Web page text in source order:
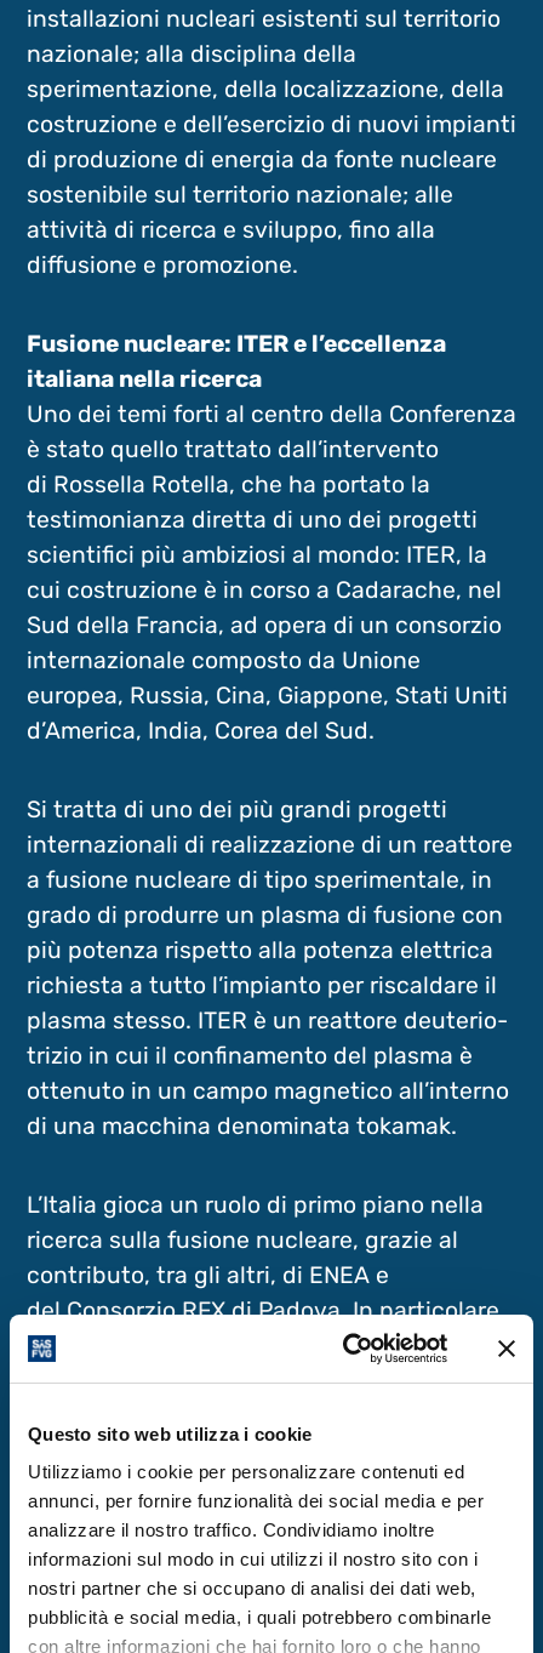
Questo sito web utilizza i cookie
Utilizziamo i cookie per personalizzare contenuti ed
annunci, per fornire funzionalità dei social media e per
analizzare il nostro traffico. Condividiamo inoltre
informazioni sul modo in cui utilizzi il nostro sito con i
nostri partner che si occupano di analisi dei dati web,
pubblicità e social media, i quali potrebbero combinarle
con altre informazioni che hai fornito loro o che hanno
installazioni nucleari esistenti sul territorio
nazionale; alla disciplina della
sperimentazione, della localizzazione, della
costruzione e dell’esercizio di nuovi impianti
di produzione di energia da fonte nucleare
sostenibile sul territorio nazionale; alle
attività di ricerca e sviluppo, fino alla
diffusione e promozione.
Fusione nucleare: ITER e l’eccellenza
italiana nella ricerca
Uno dei temi forti al centro della Conferenza
è stato quello trattato dall’intervento
di Rossella Rotella, che ha portato la
testimonianza diretta di uno dei progetti
scientifici più ambiziosi al mondo: ITER, la
cui costruzione è in corso a Cadarache, nel
Sud della Francia, ad opera di un consorzio
internazionale composto da Unione
europea, Russia, Cina, Giappone, Stati Uniti
d’America, India, Corea del Sud.
Si tratta di uno dei più grandi progetti
internazionali di realizzazione di un reattore
a fusione nucleare di tipo sperimentale, in
grado di produrre un plasma di fusione con
più potenza rispetto alla potenza elettrica
richiesta a tutto l’impianto per riscaldare il
plasma stesso. ITER è un reattore deuterio-
trizio in cui il confinamento del plasma è
ottenuto in un campo magnetico all’interno
di una macchina denominata tokamak.
L’Italia gioca un ruolo di primo piano nella
ricerca sulla fusione nucleare, grazie al
contributo, tra gli altri, di ENEA e
del Consorzio RFX di Padova. In particolare,
la Divertor Tokamak Test facility (DTT) è un
concentrato di alta tecnologia concepito
da ricercatori, oltre che dell’ENEA, di
Università ed Enti di ricerca italiani e dei
consorzi Create e RFX. Il cuore del
dispositivo è una ciambella di acciaio di
circa sei metri di diametro esterno, al cui
interno generare condizioni di vuoto spinto